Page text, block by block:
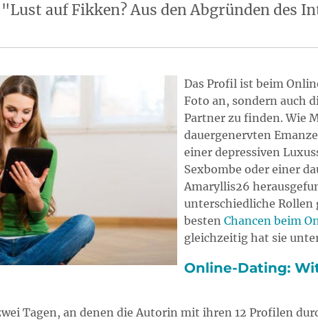
"Lust auf Fikken? Aus den Abgründen des
Das Profil ist beim
Foto an, sondern auch
Partner zu finden. Wie
dauergenervten
einer depressiven
Sexbombe oder einer
Amaryllis26
unterschiedliche Rollen
besten Chancen beim
gleichzeitig hat sie
Online-Dating:
Tagen, an denen die Autorin mit ihren 12 Profilen